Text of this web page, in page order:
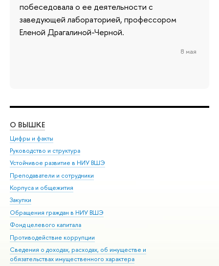
побеседовала о ее деятельности с
заведующей лабораторией, профессором
Еленой Драгалиной-Черной.
8 мая
О ВЫШКЕ
Цифры и факты
Руководство и структура
Устойчивое развитие в НИУ ВШЭ
Преподаватели и сотрудники
Корпуса и общежития
Закупки
Обращения граждан в НИУ ВШЭ
Фонд целевого капитала
Противодействие коррупции
Сведения о доходах, расходах, об имуществе и
обязательствах имущественного характера